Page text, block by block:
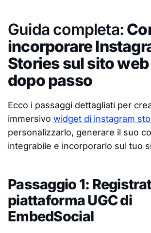
Guida completa:
incorporare
Stories sul sito
dopo passo
Ecco i passaggi dettagliati per
immersivo widget di instagram
personalizzarlo, generare il suo
integrabile e incorporarlo sul tuo
Passaggio 1:
piattaforma UGC di
EmbedSocial